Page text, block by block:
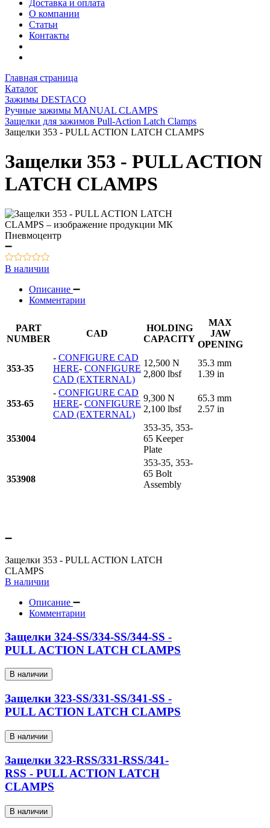
Доставка и оплата
О компании
Статьи
Контакты
Главная страница
Каталог
Зажимы DESTACO
Ручные зажимы MANUAL CLAMPS
Защелки для зажимов Pull-Action Latch Clamps
Защелки 353 - PULL ACTION LATCH CLAMPS
Защелки 353 - PULL ACTION
LATCH CLAMPS
В наличии
Описание
Комментарии
PART
NUMBER
CAD
HOLDING
CAPACITY
MAX
JAW
OPENING
353-35
- CONFIGURE CAD
HERE- CONFIGURE
CAD (EXTERNAL)
12,500 N
2,800 lbsf
35.3 mm
1.39 in
353-65
- CONFIGURE CAD
HERE- CONFIGURE
CAD (EXTERNAL)
9,300 N
2,100 lbsf
65.3 mm
2.57 in
353004
353-35, 353-
65 Keeper
Plate
353908
353-35, 353-
65 Bolt
Assembly
Защелки 353 - PULL ACTION LATCH
CLAMPS
В наличии
Описание
Комментарии
Защелки 324-SS/334-SS/344-SS -
PULL ACTION LATCH CLAMPS
В наличии
Защелки 323-SS/331-SS/341-SS -
PULL ACTION LATCH CLAMPS
В наличии
Защелки 323-RSS/331-RSS/341-
RSS - PULL ACTION LATCH
CLAMPS
В наличии